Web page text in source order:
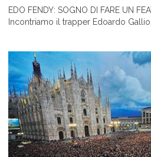
EDO FENDY: SOGNO DI FARE UN
Incontriamo il trapper Edoardo Gallio,